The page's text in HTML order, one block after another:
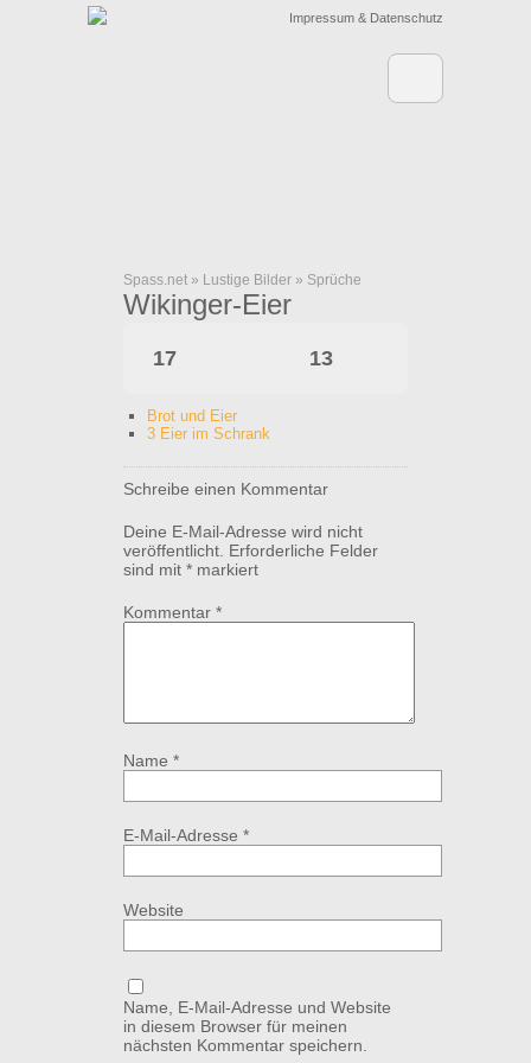
Impressum & Datenschutz
Spass.net » Lustige Bilder » Sprüche
Wikinger-Eier
17 13
Brot und Eier
3 Eier im Schrank
Schreibe einen Kommentar
Deine E-Mail-Adresse wird nicht
veröffentlicht. Erforderliche Felder
sind mit * markiert
Kommentar *
Name *
E-Mail-Adresse *
Website
Name, E-Mail-Adresse und Website
in diesem Browser für meinen
nächsten Kommentar speichern.